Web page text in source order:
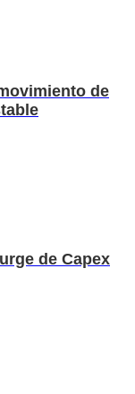
de
de Capex